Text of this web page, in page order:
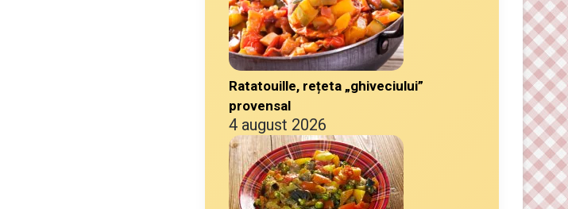
Ratatouille, rețeta „ghiveciului”
provensal
4 august 2026